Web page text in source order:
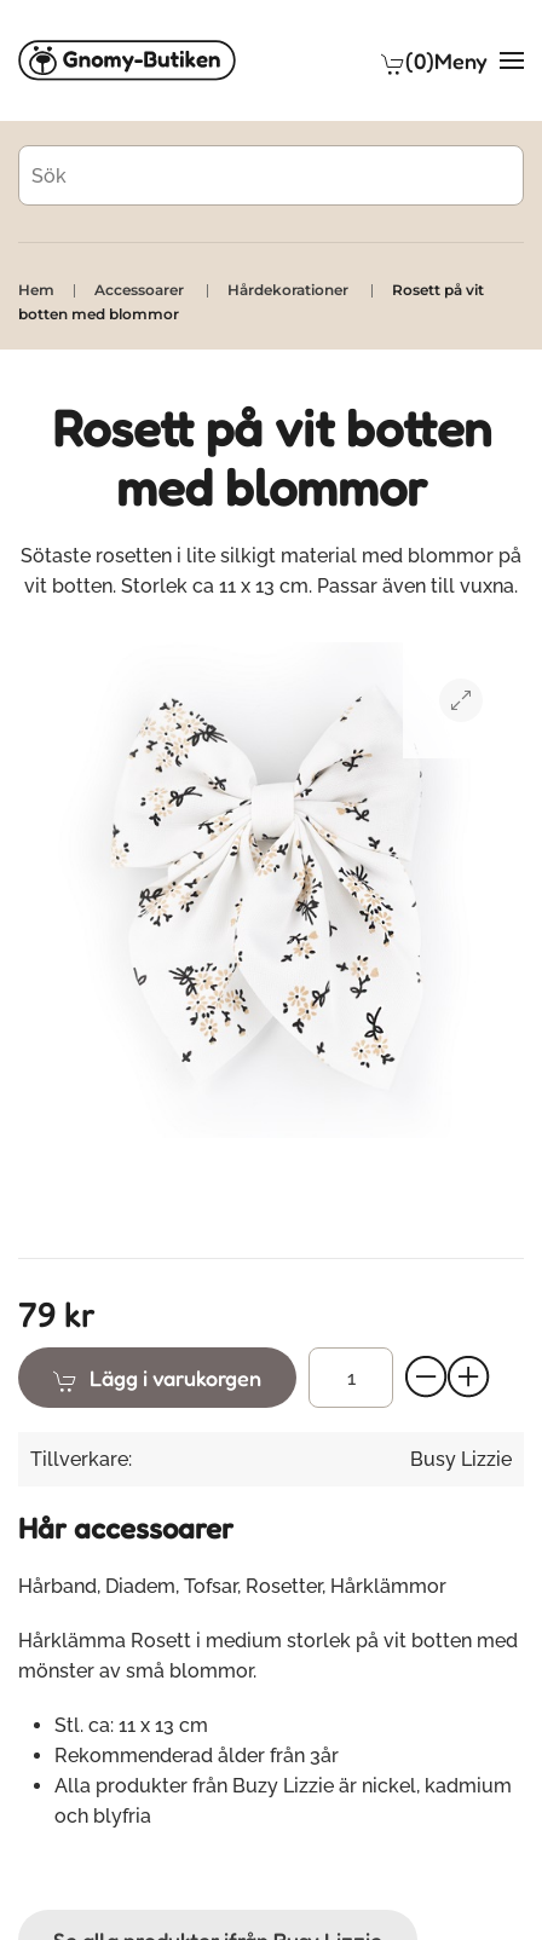
Skip to main content (0)Meny
Hem Accessoarer Hårdekorationer
Rosett på vit
botten med blommor
Rosett på vit botten
med blommor
Sötaste rosetten i lite silkigt material med blommor på
vit botten. Storlek ca 11 x 13 cm. Passar även till vuxna.
79 kr
Lägg i varukorgen
Tillverkare: Busy Lizzie
Hår accessoarer
Hårband, Diadem, Tofsar, Rosetter, Hårklämmor
Hårklämma Rosett i medium storlek på vit botten med
mönster av små blommor.
Stl. ca: 11 x 13 cm
Rekommenderad ålder från 3år
Alla produkter från Buzy Lizzie är nickel, kadmium
och blyfria